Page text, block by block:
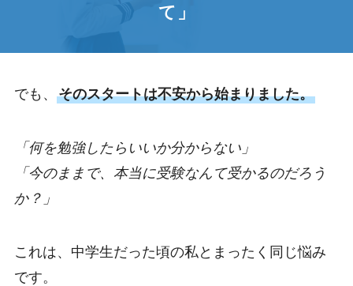
て 」
でも、 そのスタートは不安から始まりました。
「何を勉強したらいいか分からない」
「今のままで、本当に受験なんて受かるのだろう
か？」
これは、中学生だった頃の私とまったく同じ悩み
です。